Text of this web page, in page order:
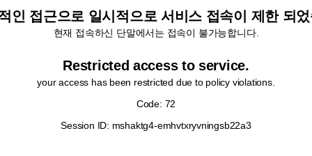
인 접근으로 일시적으로 서비스 접속이 제한 되
현재 접속하신 단말에서는 접속이 불가능합니다.
Restricted access to service.
your access has been restricted due to policy violations.
Code: 72
Session ID: mshaktg4-emhvtxryvningsb22a3